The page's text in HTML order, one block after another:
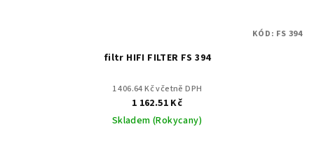
filtr HIFI FILTER FS 394
1 406.64 Kč včetně DPH
1 162.51 Kč
Skladem (Rokycany)
KÓD: FS 394